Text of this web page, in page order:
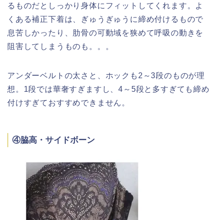
るものだとしっかり身体にフィットしてくれます。よ
くある補正下着は、ぎゅうぎゅうに締め付けるもので
息苦しかったり、肋骨の可動域を狭めて呼吸の動きを
阻害してしまうものも。。。
アンダーベルトの太さと、ホックも2～3段のものが理
想。1段では華奢すぎますし、4～5段と多すぎても締め
付けすぎておすすめできません。
④脇高・サイドボーン